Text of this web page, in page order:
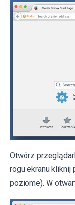
Otwórz
rogu ekranu kliknij
poziome). W